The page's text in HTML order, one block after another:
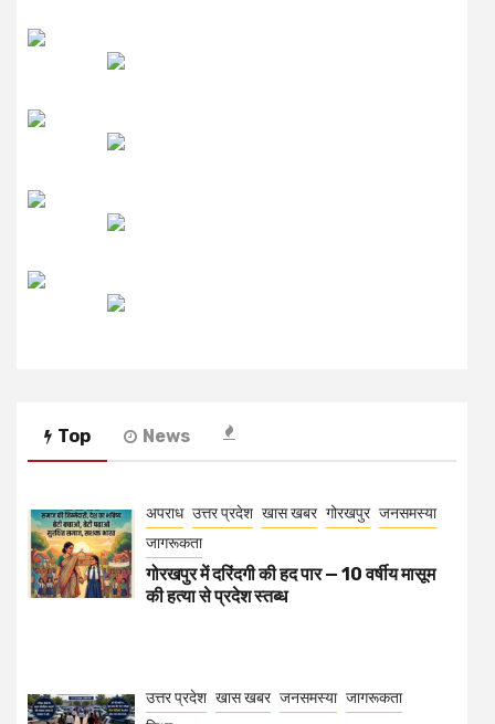
Top News
अपराध उत्तर प्रदेश खास खबर गोरखपुर जनसमस्या
जागरूकता
गोरखपुर में दरिंदगी की हद पार — 10 वर्षीय मासूम
की हत्या से प्रदेश स्तब्ध
उत्तर प्रदेश खास खबर जनसमस्या जागरूकता